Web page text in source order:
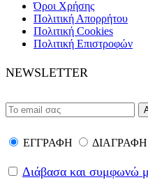
Όροι Χρήσης
Πολιτική Απορρήτου
Πολιτική Cookies
Πολιτική Επιστροφών
NEWSLETTER
ΕΓΓΡΑΦΗ ΔΙΑΓΡΑΦΗ
Διάβασα και συμφωνώ